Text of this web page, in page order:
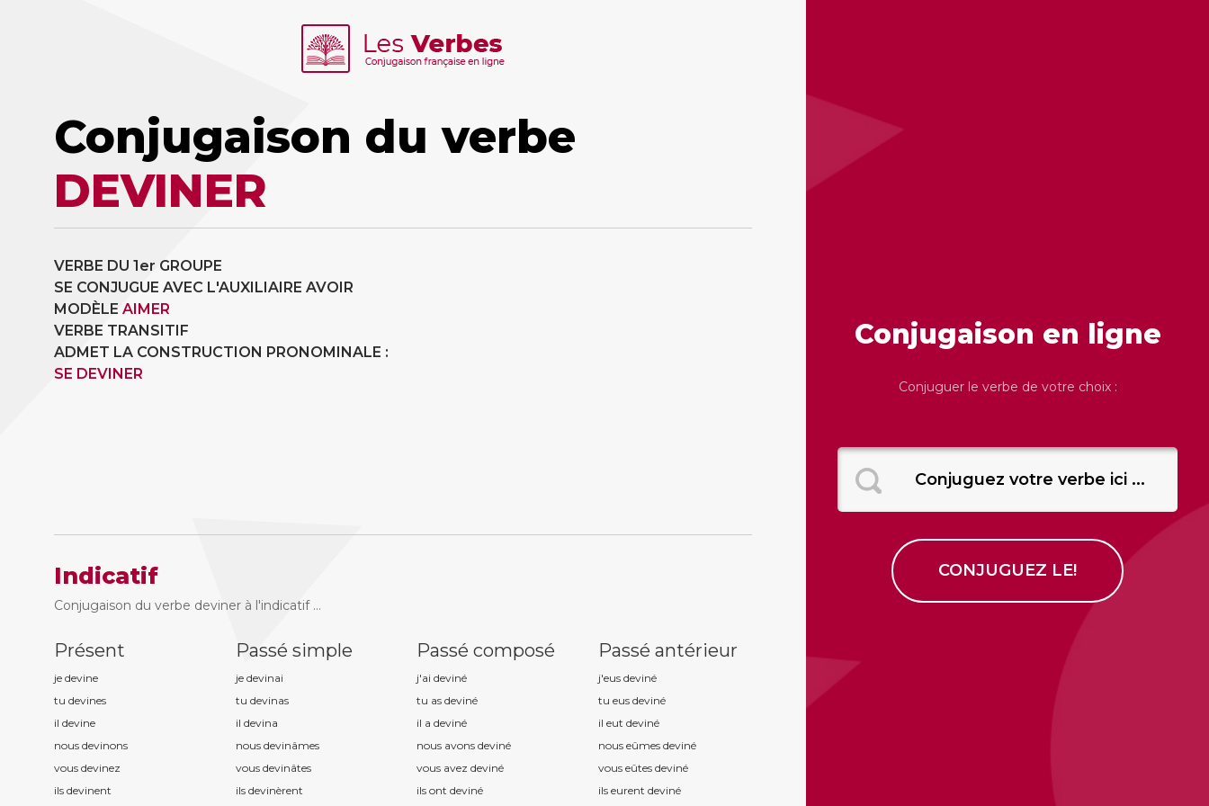
Conjugaison du verbe
DEVINER
VERBE DU 1er GROUPE
SE CONJUGUE AVEC L'AUXILIAIRE AVOIR
MODÈLE AIMER
VERBE TRANSITIF
ADMET LA CONSTRUCTION PRONOMINALE :
SE DEVINER
Indicatif
Conjugaison du verbe deviner à l'indicatif ...
Présent
je devine
tu devines
il devine
nous devinons
vous devinez
ils devinent
Passé simple
je devinai
tu devinas
il devina
nous devinâmes
vous devinâtes
ils devinèrent
Passé composé
j'ai deviné
tu as deviné
il a deviné
nous avons deviné
vous avez deviné
ils ont deviné
Passé antérieur
j'eus deviné
tu eus deviné
il eut deviné
nous eûmes deviné
vous eûtes deviné
ils eurent deviné
Conjugaison en ligne
Conjuguer le verbe de votre choix :